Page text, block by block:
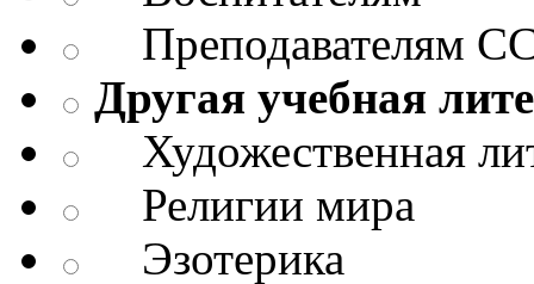
Преподавателям
Другая учебная
Художественная
Религии мира
Эзотерика